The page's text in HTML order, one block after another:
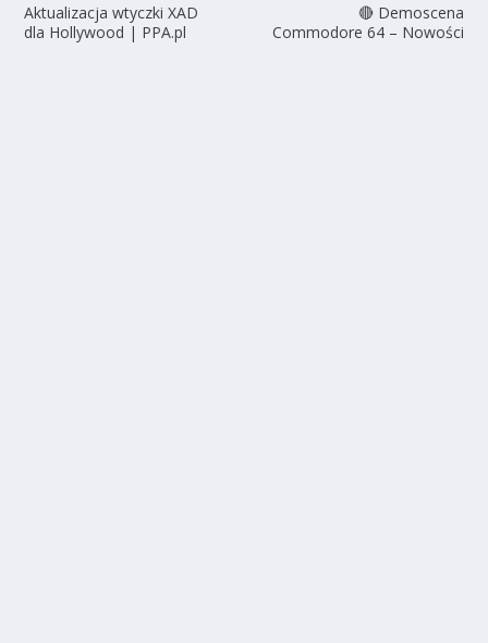
Aktualizacja wtyczki XAD
dla Hollywood | PPA.pl
🔴 Demoscena
Commodore 64 – Nowości